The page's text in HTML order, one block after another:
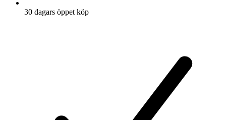
30 dagars öppet köp